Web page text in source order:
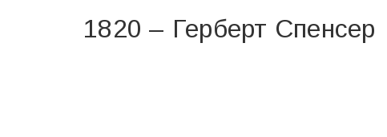
1820 – Герберт Спенсер